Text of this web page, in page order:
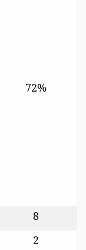
72%
8
2